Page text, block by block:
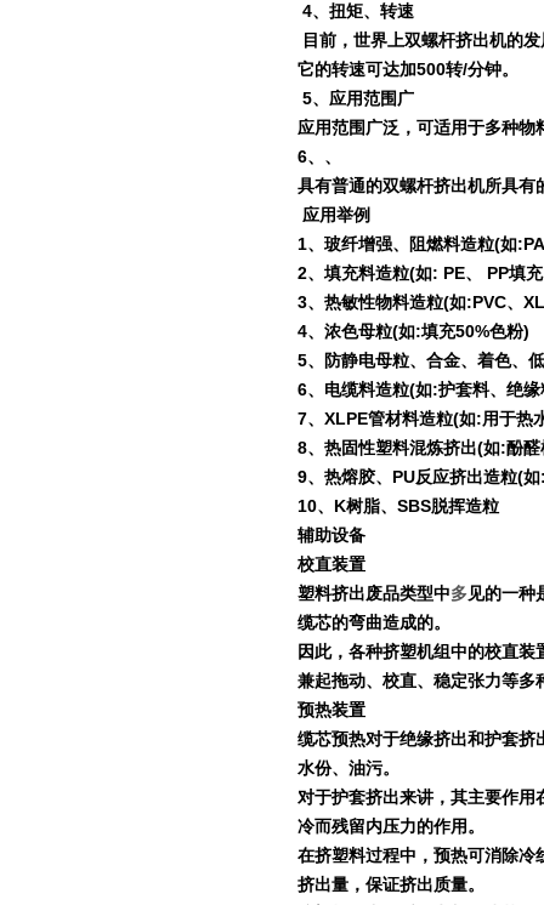
4、扭矩、转速
目前，世界上双螺杆挤出机的
它的转速可达加500转/分钟。
5、应用范围广
应用范围广泛，可适用于多种物
6、、
具有普通的双螺杆挤出机所具
应用举例
1、玻纤增强、阻燃料造粒(如
2、填充料造粒(如: PE、 PP填充
3、热敏性物料造粒(如:PVC、
4、浓色母粒(如:填充50%色粉)
5、防静电母粒、合金、着色、
6、电缆料造粒(如:护套料、绝缘
7、 XLPE管材料造粒(如:用于热
8、热固性塑料混炼挤出(如:酚醛
9、热熔胶、 PU反应挤出造粒(如
10、 K树脂、 SBS脱挥造粒
辅助设备
校直装置
塑料挤出废品类型中多见的一种
缆芯的弯曲造成的。
因此，各种挤塑机组中的校直
兼起拖动、校直、稳定张力等多
预热装置
缆芯预热对于绝缘挤出和护套挤
水份、油污。
对于护套挤出来讲，其主要作
冷而残留内压力的作用。
在挤塑料过程中，预热可消除
挤出量，保证挤出质量。